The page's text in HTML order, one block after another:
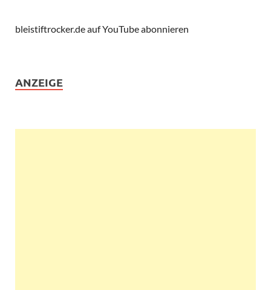
bleistiftrocker.de auf YouTube abonnieren
ANZEIGE